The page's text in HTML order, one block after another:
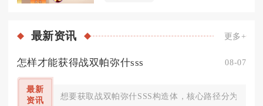
最新资讯 更多+
怎样才能获得战双帕弥什sss 08-07
最新
资讯
想要获取战双帕弥什SSS构造体，核心路径分为定